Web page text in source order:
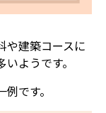
や建築コースに
ようです。
です。